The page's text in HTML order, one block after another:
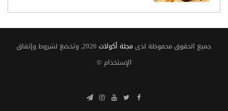
جميع الحقوق محفوظة لدى مجلة أكولات
2026, وتخضع لشروط وإتفاق
الإستخدام ©